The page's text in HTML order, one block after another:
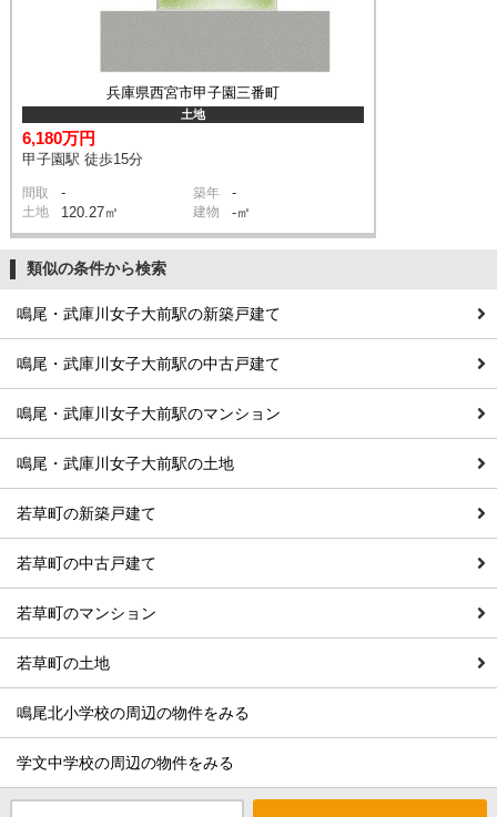
兵庫県西宮市甲子園三番町
土地
6,180万円
甲子園駅 徒歩15分
間取 - 築年 -
土地 120.27㎡ 建物 -㎡
類似の条件から検索
鳴尾・武庫川女子大前駅の新築戸建て
鳴尾・武庫川女子大前駅の中古戸建て
鳴尾・武庫川女子大前駅のマンション
鳴尾・武庫川女子大前駅の土地
若草町の新築戸建て
若草町の中古戸建て
若草町のマンション
若草町の土地
鳴尾北小学校の周辺の物件をみる
学文中学校の周辺の物件をみる